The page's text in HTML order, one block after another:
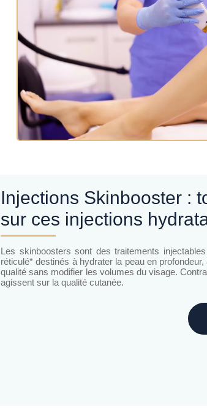
Injections Skinbooster : tout comprendre
sur ces injections
Les skinboosters sont des traitements
réticulé* destinés à hydrater la peau en
qualité sans modifier les volumes du visage.
agissent sur la qualité cutanée.​